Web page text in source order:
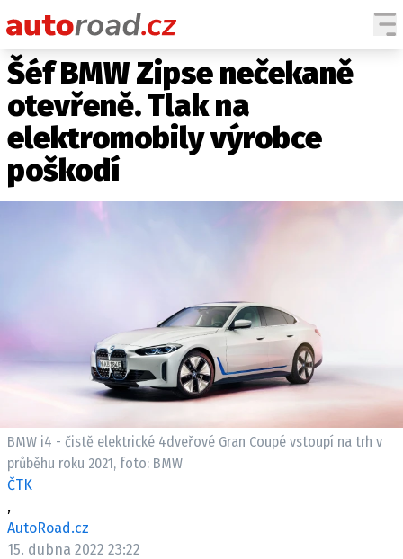
AUTA
TESTY AUT
NOVINKY
ČESKÝ TRH
TUNING
PROFI
NOVINKY ZE SVĚTA EV
Šéf BMW Zipse nečekaně
otevřeně. Tlak na
elektromobily výrobce
poškodí
BMW i4 - čistě elektrické 4dveřové Gran Coupé vstoupí na trh v
průběhu roku 2021, foto: BMW
ČTK
,
AutoRoad.cz
15. dubna 2022 23:22